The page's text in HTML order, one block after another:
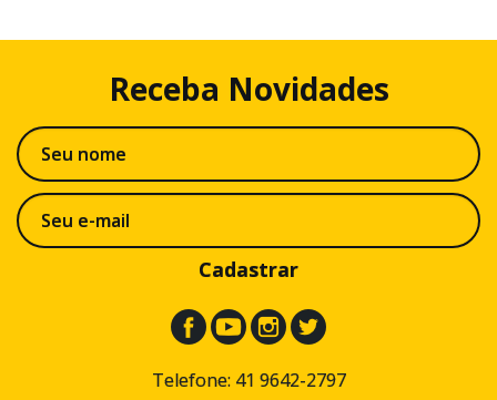
Receba Novidades
Cadastrar
Telefone: 41 9642-2797